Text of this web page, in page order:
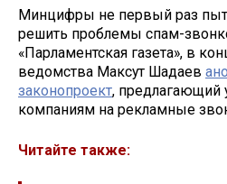
Минцифры не первый раз
решить проблемы спам-
«Парламентская газета», в
ведомства Максут Шадаев
законопроект, предлагающий
компаниям на рекламные
Читайте также: